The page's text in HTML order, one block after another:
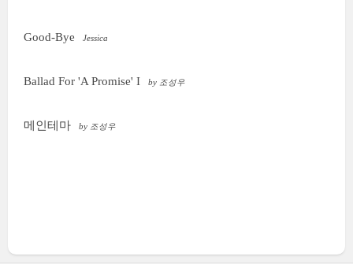
Good-Bye Jessica
Ballad For 'A Promise' I by 조성우
메인테마 by 조성우